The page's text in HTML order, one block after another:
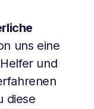
uns eine
und
diese